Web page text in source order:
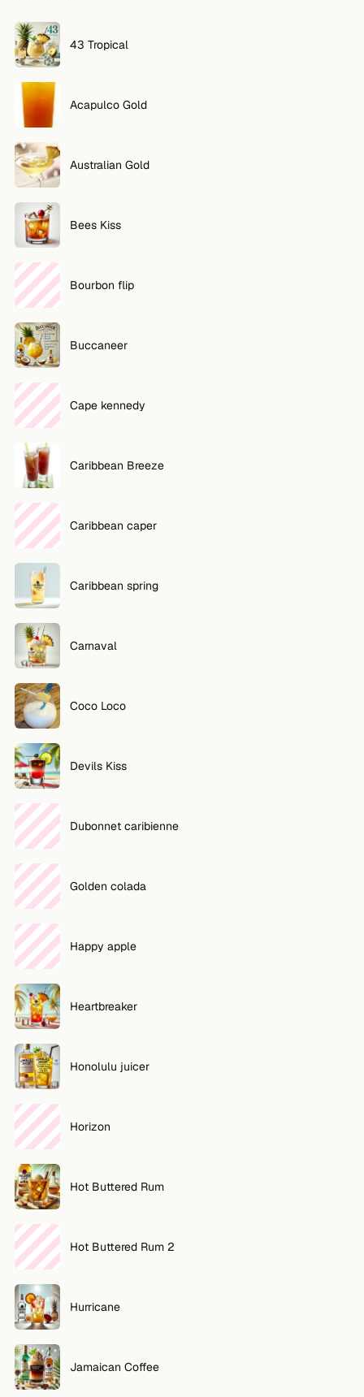
43 Tropical
Acapulco Gold
Australian Gold
Bees Kiss
Bourbon flip
Buccaneer
Cape kennedy
Caribbean Breeze
Caribbean caper
Caribbean spring
Carnaval
Coco Loco
Devils Kiss
Dubonnet caribienne
Golden colada
Happy apple
Heartbreaker
Honolulu juicer
Horizon
Hot Buttered Rum
Hot Buttered Rum 2
Hurricane
Jamaican Coffee